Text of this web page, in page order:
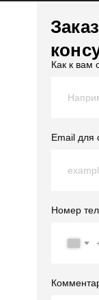
Как к вам
Email для
Номер